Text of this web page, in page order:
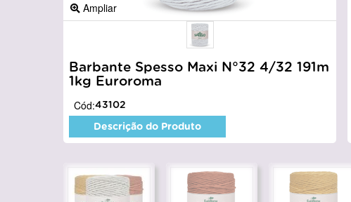
Ampliar
Barbante Spesso Maxi N°32 4/32 191m
1kg Euroroma
Cód:43102
Descrição do Produto